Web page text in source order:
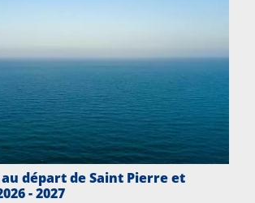
Compagnies
Rechercher
départ de Saint Pierre et
- 2027